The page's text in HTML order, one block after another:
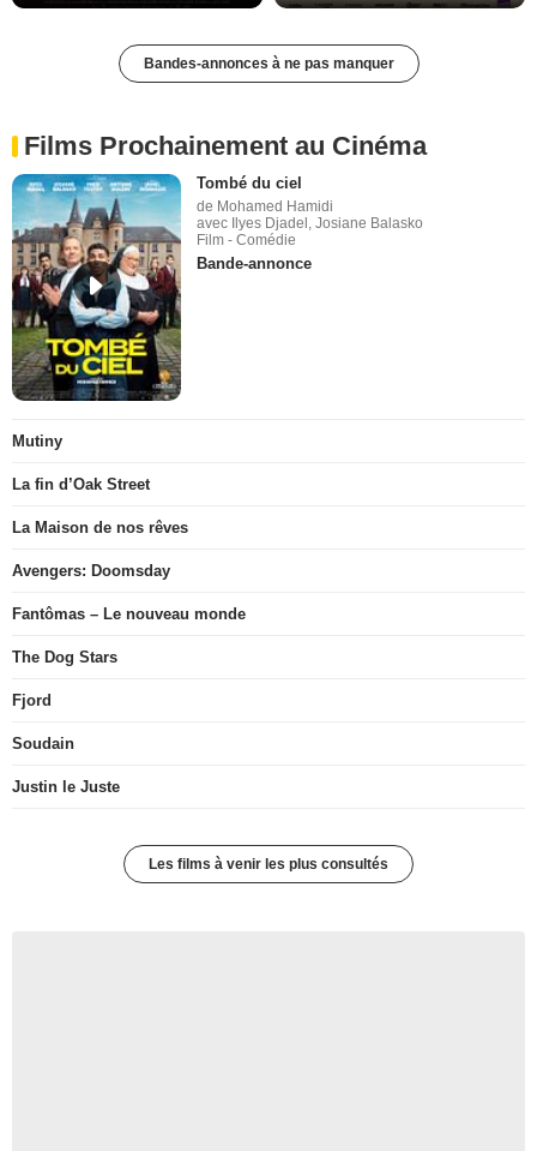
Bandes-annonces à ne pas manquer
Films Prochainement au Cinéma
Tombé du ciel
de Mohamed Hamidi
avec Ilyes Djadel, Josiane Balasko
Film - Comédie
Bande-annonce
Mutiny
La fin d’Oak Street
La Maison de nos rêves
Avengers: Doomsday
Fantômas – Le nouveau monde
The Dog Stars
Fjord
Soudain
Justin le Juste
Les films à venir les plus consultés